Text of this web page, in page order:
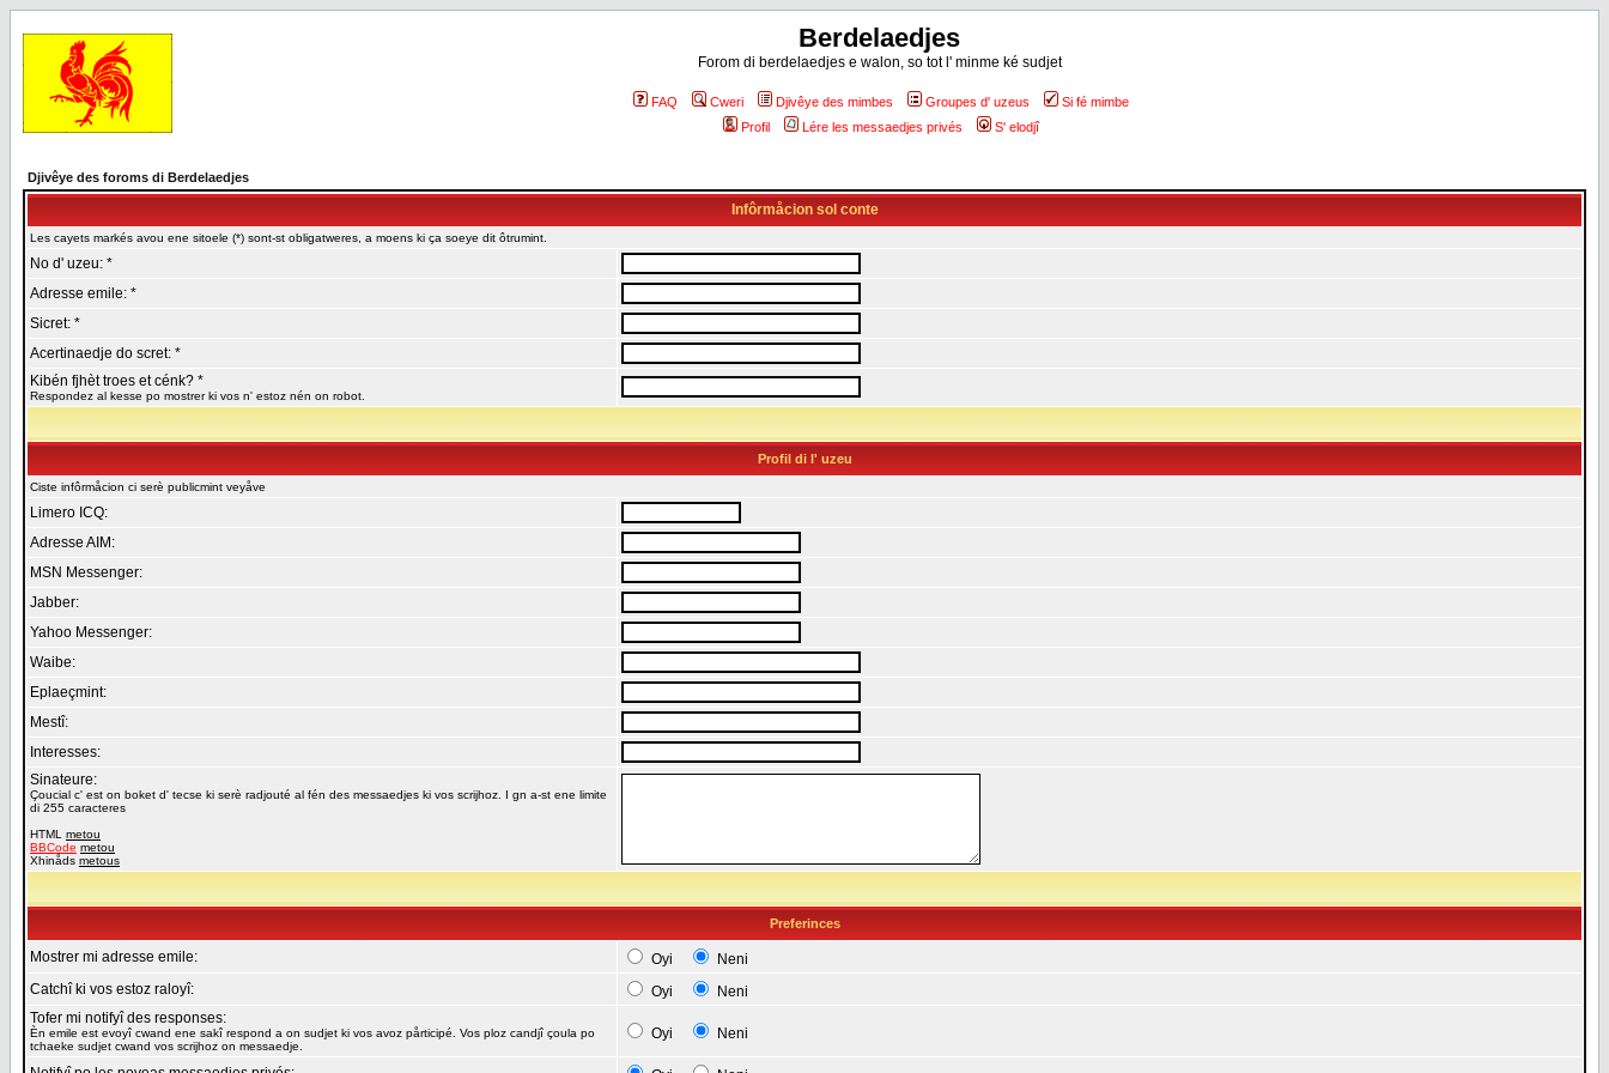
Berdelaedjes
Forom di berdelaedjes e walon, so tot l' minme ké sudjet
FAQ Cweri Djivêye des mimbes Groupes d' uzeus
Si fé mimbe
Profil
Lére les messaedjes privés S' elodjî
Djivêye des foroms di Berdelaedjes
Infôrmåcion sol conte
Les cayets markés avou ene sitoele (*) sont-st obligatweres, a moens ki ça soeye dit ôtrumint.
No d' uzeu: *
Adresse emile: *
Sicret: *
Acertinaedje do scret: *
Kibén fjhèt troes et cénk? *
Respondez al kesse po mostrer ki vos n' estoz nén on robot.
Profil di l' uzeu
Ciste infôrmåcion ci serè publicmint veyåve
Limero ICQ:
Adresse AIM:
MSN Messenger:
Jabber:
Yahoo Messenger:
Waibe:
Eplaeçmint:
Mestî:
Interesses:
Sinateure:
Çoucial c' est on boket d' tecse ki serè radjouté al fén des messaedjes ki vos scrijhoz. I gn a-st ene limite
di 255 caracteres
HTML metou
BBCode metou
Xhinåds metous
Preferinces
Mostrer mi adresse emile: Oyi
Neni
Catchî ki vos estoz raloyî:
Oyi
Neni
Tofer mi notifyî des responses:
Èn emile est evoyî cwand ene sakî respond a on sudjet ki vos avoz pårticipé. Vos ploz candjî çoula po
tchaeke sudjet cwand vos scrijhoz on messaedje.
Oyi Neni